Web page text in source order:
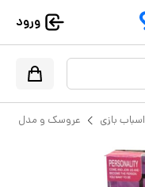
ورود
اسباب بازی عروسک و مدل